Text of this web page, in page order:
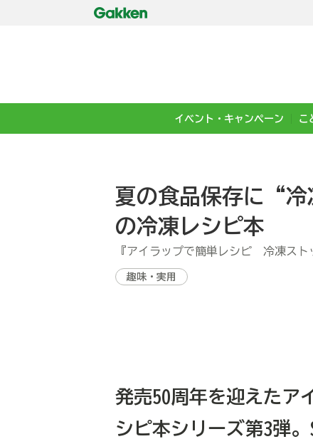
イベント・キャンペーン こ
夏の食品保存に“
の冷凍レシピ本
『アイラップで簡単レシピ 冷凍スト
趣味・実用
発売50周年を迎えたア
シピ本シリーズ第3弾